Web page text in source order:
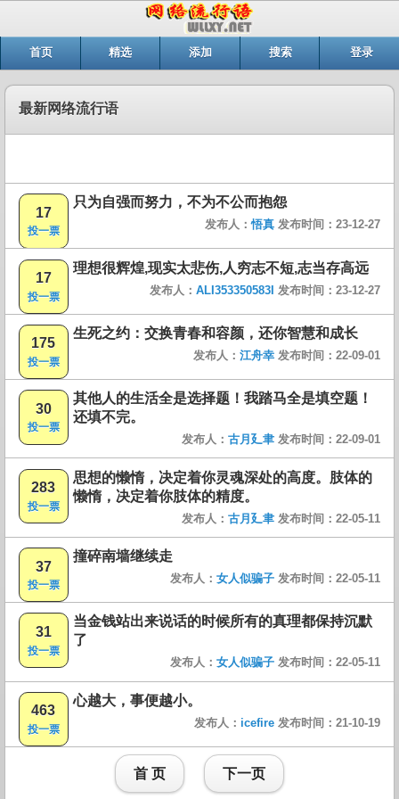
首页 精选 添加 搜索 登录
最新网络流行语
17
投一票
只为自强而努力，不为不公而抱怨
发布人：悟真 发布时间：23-12-27
17
投一票
理想很辉煌,现实太悲伤,人穷志不短,志当存高远
发布人： ALI353350583I 发布时间：23-12-27
175
投一票
生死之约：交换青春和容颜，还你智慧和成长
发布人： 江舟幸 发布时间：22-09-01
30
投一票
其他人的生活全是选择题！我踏马全是填空题！
还填不完。
发布人： 古月廴聿 发布时间：22-09-01
283
投一票
思想的懒惰，决定着你灵魂深处的高度。肢体的
懒惰，决定着你肢体的精度。
发布人： 古月廴聿 发布时间：22-05-11
37
投一票
撞碎南墙继续走
发布人： 女人似骗子 发布时间：22-05-11
31
投一票
当金钱站出来说话的时候所有的真理都保持沉默
了
发布人： 女人似骗子 发布时间：22-05-11
463
投一票
心越大，事便越小。
发布人： icefire 发布时间：21-10-19
首 页 下一页